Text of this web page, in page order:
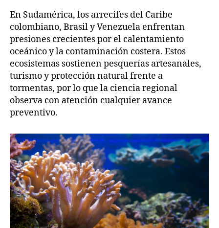
En Sudamérica, los arrecifes del Caribe
colombiano, Brasil y Venezuela enfrentan
presiones crecientes por el calentamiento
oceánico y la contaminación costera. Estos
ecosistemas sostienen pesquerías artesanales,
turismo y protección natural frente a
tormentas, por lo que la ciencia regional
observa con atención cualquier avance
preventivo.